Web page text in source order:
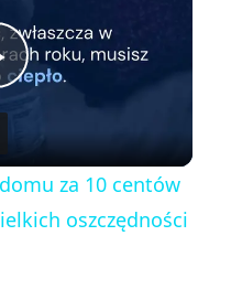
za 10 centów
oszczędności